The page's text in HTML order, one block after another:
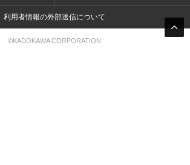
利用者情報の外部送信について
©KADOKAWA CORPORATION